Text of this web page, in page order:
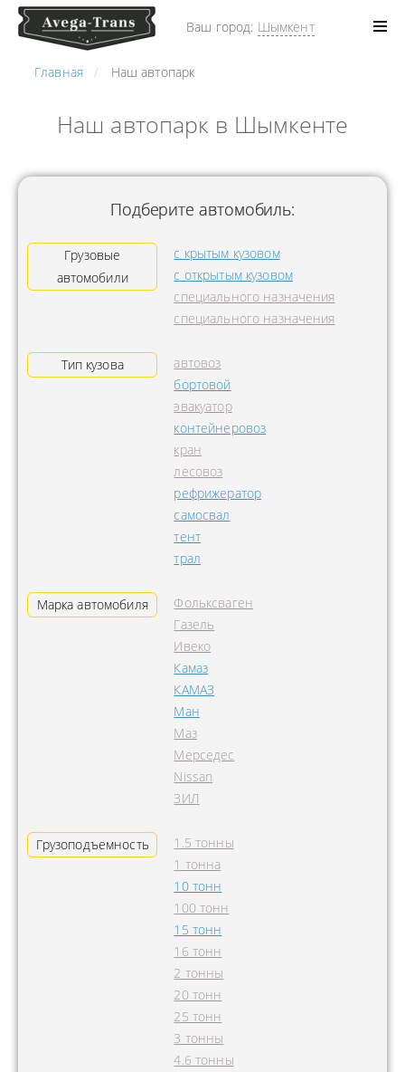
Ваш город: Шымкент
Главная Наш автопарк
Наш автопарк в Шымкенте
Подберите автомобиль:
Грузовые
автомобили
с крытым кузовом
с открытым кузовом
специального назначения
специального назначения
Тип кузова
автовоз
бортовой
эвакуатор
контейнеровоз
кран
лесовоз
рефрижератор
самосвал
тент
трал
Марка автомобиля
Фольксваген
Газель
Ивеко
Камаз
КАМАЗ
Ман
Маз
Мерседес
Nissan
ЗИЛ
Грузоподъемность
1.5 тонны
1 тонна
10 тонн
100 тонн
15 тонн
16 тонн
2 тонны
20 тонн
25 тонн
3 тонны
4.6 тонны